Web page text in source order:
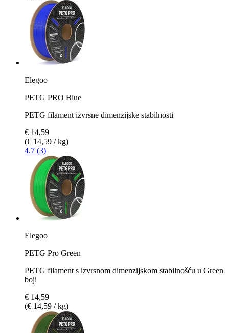
Elegoo
PETG PRO Blue
PETG filament izvrsne dimenzijske stabilnosti
€ 14,59
(€ 14,59 / kg)
4.7 (3)
Elegoo
PETG Pro Green
PETG filament s izvrsnom dimenzijskom stabilnošću u Green
boji
€ 14,59
(€ 14,59 / kg)